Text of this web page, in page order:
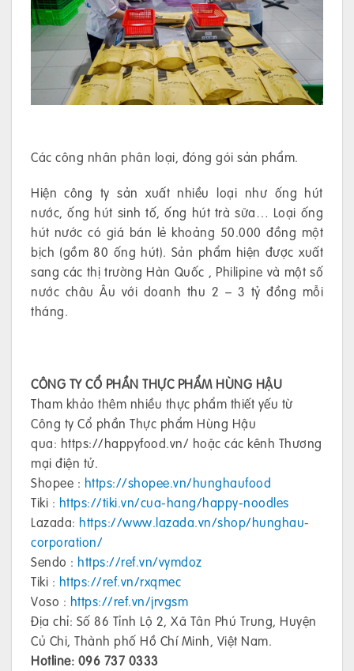
Các công nhân phân loại, đóng gói sản phẩm.
Hiện công ty sản xuất nhiều loại như ống hút
nước, ống hút sinh tố, ống hút trà sữa… Loại ống
hút nước có giá bán lẻ khoảng 50.000 đồng một
bịch (gồm 80 ống hút). Sản phẩm hiện được xuất
sang các thị trường Hàn Quốc , Philipine và một số
nước châu Âu với doanh thu 2 – 3 tỷ đồng mỗi
tháng.
CÔNG TY CỔ PHẦN THỰC PHẨM HÙNG HẬU
Tham khảo thêm nhiều thực phẩm thiết yếu từ
Công ty Cổ phần Thực phẩm Hùng Hậu
qua: https://happyfood.vn/ hoặc các kênh Thương
mại điện tử.
Shopee : https://shopee.vn/hunghaufood
Tiki : https://tiki.vn/cua-hang/happy-noodles
Lazada: https://www.lazada.vn/shop/hunghau-
corporation/
Sendo : https://ref.vn/vymdoz
Tiki : https://ref.vn/rxqmec
Voso : https://ref.vn/jrvgsm
Địa chỉ: Số 86 Tỉnh Lộ 2, Xã Tân Phú Trung, Huyện
Củ Chi, Thành phố Hồ Chí Minh, Việt Nam.
Hotline: 096 737 0333